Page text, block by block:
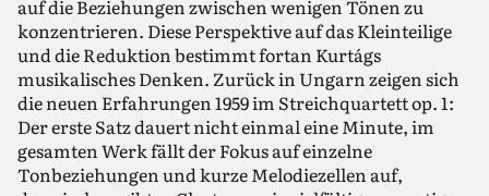
auf die Beziehungen zwischen wenigen Tönen zu
konzentrieren. Diese Perspektive auf das Kleinteilige
und die Reduktion bestimmt fortan Kurtágs
musikalisches Denken. Zurück in Ungarn zeigen sich
die neuen Erfahrungen 1959 im Streichquartett op. 1:
Der erste Satz dauert nicht einmal eine Minute, im
gesamten Werk fällt der Fokus auf einzelne
Tonbeziehungen und kurze Melodiezellen auf,